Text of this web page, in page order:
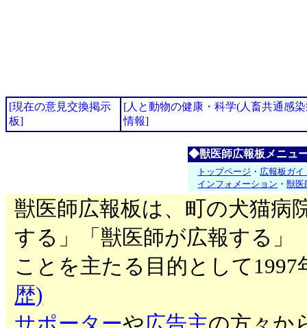
[現在の意見交換掲示
板]
[人と動物の健康・科学(人畜共通感
情報]
◆獣医師広報板メニュ
トップページ ・ 広報板ガイ
インフォメーション ・獣医
獣医師広報板は、町の犬猫病
する」「獣医師が広報する」
ことを主たる目的として
歴)